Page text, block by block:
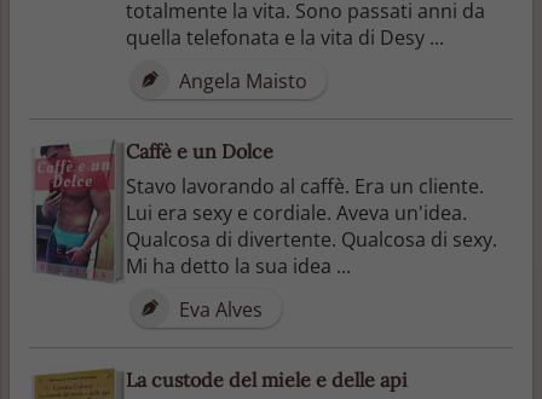
totalmente la vita. Sono passati anni da
quella telefonata e la vita di Desy ...
Angela Maisto
Caffè e un Dolce
Stavo lavorando al caffè. Era un cliente.
Lui era sexy e cordiale. Aveva un'idea.
Qualcosa di divertente. Qualcosa di sexy.
Mi ha detto la sua idea ...
Eva Alves
La custode del miele e delle api